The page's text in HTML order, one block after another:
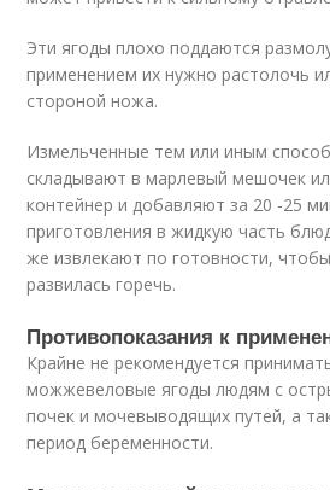
Эти ягоды плохо поддаются
применением их нужно растолочь
стороной ножа.
Измельченные тем или иным
складывают в марлевый мешочек
контейнер и добавляют за 20 -25
приготовления в жидкую часть
же извлекают по готовности,
развилась горечь.
Противопоказания к
Крайне не рекомендуется
можжевеловые ягоды людям с
почек и мочевыводящих путей, а
период беременности.